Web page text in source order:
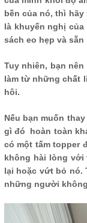
bền của nó, thì
là khuyến nghị
sách eo hẹp và
Tuy nhiên, bạn
làm từ những chất
hôi.
Nếu bạn muốn
gì đó hoàn toàn
có một tấm topper
không hài lòng với
lại hoặc vứt bỏ nó.
những người